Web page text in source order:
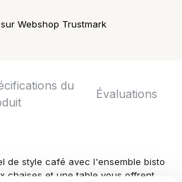
sur Webshop Trustmark
du
Évaluations
de style café avec l'ensemble bisto
chaises et une table vous offrent